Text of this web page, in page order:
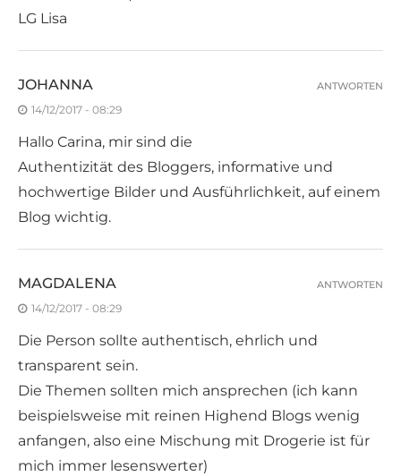
LG Lisa
JOHANNA
14/12/2017 - 08:29
Hallo Carina, mir sind die
Authentizität des Bloggers, informative und
hochwertige Bilder und Ausführlichkeit, auf einem
Blog wichtig.
ANTWORTEN
MAGDALENA
14/12/2017 - 08:29
Die Person sollte authentisch, ehrlich und
transparent sein.
Die Themen sollten mich ansprechen (ich kann
beispielsweise mit reinen Highend Blogs wenig
anfangen, also eine Mischung mit Drogerie ist für
mich immer lesenswerter)
ANTWORTEN